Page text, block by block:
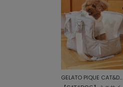
GELATO PIQUE CAT&DOG